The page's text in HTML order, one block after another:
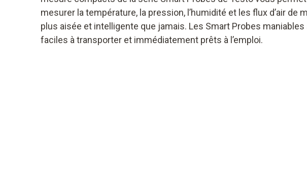
mesurer la température, la pression, l’humidité et les flux d’air de
plus aisée et intelligente que jamais. Les Smart Probes
faciles à transporter et immédiatement prêts à l’emploi.